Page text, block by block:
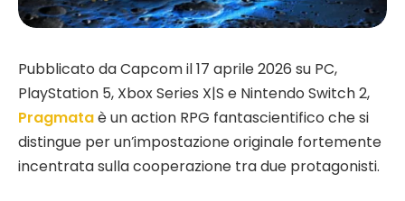
Pubblicato da Capcom il 17 aprile 2026 su PC,
PlayStation 5, Xbox Series X|S e Nintendo Switch 2,
Pragmataè un action RPG fantascientifico che si
distingue per un’impostazione originale fortemente
incentrata sulla cooperazione tra due protagonisti.